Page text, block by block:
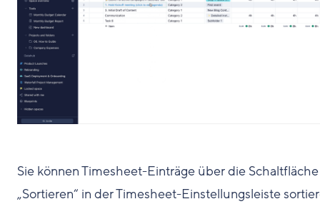
Sie können Timesheet-Einträge über die Schaltfläche
„Sortieren“ in der Timesheet-Einstellungsleiste